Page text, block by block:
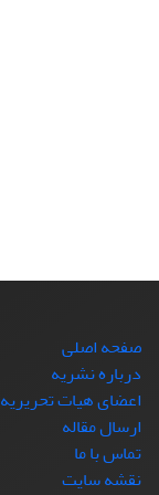
صفحه اصلی
درباره نشریه
اعضای هیات تحریریه
ارسال مقاله
تماس با ما
نقشه سایت